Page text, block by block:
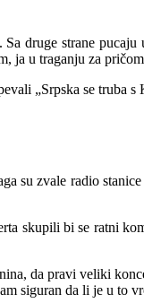
Sa druge strane
ja u traganju za
„Srpska se truba
su zvale radio
skupili bi se ratni
da pravi veliki
siguran da li je u to